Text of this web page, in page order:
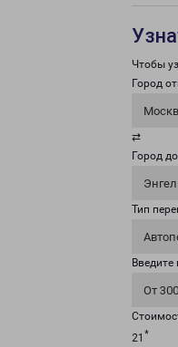
Чтобы
Город
⇄
Город
Тип
Введите
От
21 *